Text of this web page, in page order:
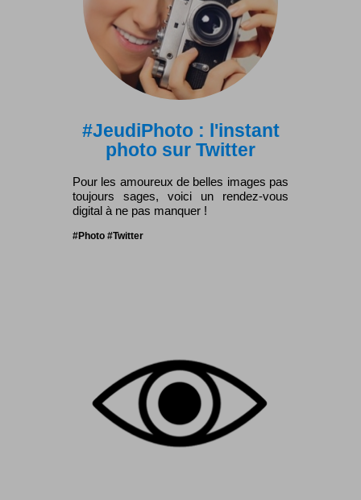
#JeudiPhoto : l'instant
photo sur Twitter
Pour les amoureux de belles images pas
toujours sages, voici un rendez-vous
digital à ne pas manquer !
#Photo #Twitter